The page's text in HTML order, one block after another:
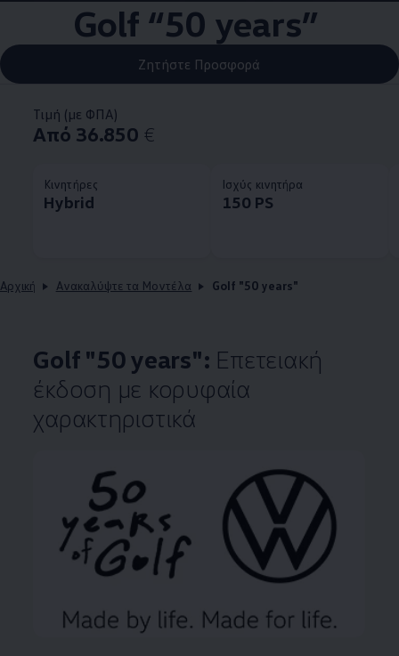
Golf “50 years”
Ζητήστε Προσφορά
Τιμή (με ΦΠΑ)
Από 36.850 €
Κινητήρες
Hybrid
Ισχύς κινητήρα
150 PS
Αρχική Ανακαλύψτε τα Μοντέλα Golf "50 years"
Golf "50 years": Επετειακή
έκδοση με κορυφαία
χαρακτηριστικά